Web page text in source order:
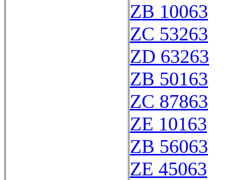
ZB 10063
ZC 53263
ZD 63263
ZB 50163
ZC 87863
ZE 10163
ZB 56063
ZE 45063